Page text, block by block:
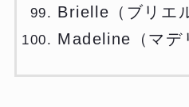
Brielle（ブリエ
Madeline（マデ